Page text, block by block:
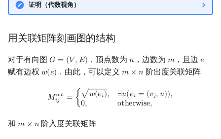
证明（代数视角）
用关联矩阵刻画图的结构
对于有向图 𝐺 = (𝑉,𝐸)
G= (V E) ，顶点数为 𝑛
n ，边数为 𝑚
m，且边 𝑒
e
赋有边权 𝑤(𝑒)
w(e) ．由此，可以定义𝑚 × 𝑛
m ×n 阶出度关联矩阵
𝑀out
𝑖𝑗 = {√𝑤(𝑒𝑖), ∃𝑢(𝑒𝑖 = (𝑣𝑗,𝑢)),
0, otherwise,
i out (ei),∃u(ei vj,u)),0,otherwise
和 𝑚 × 𝑛
m ×n 阶入度关联矩阵